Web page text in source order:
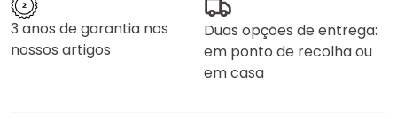
3 anos de garantia nos
nossos artigos
Duas opções de entrega:
em ponto de recolha ou
em casa